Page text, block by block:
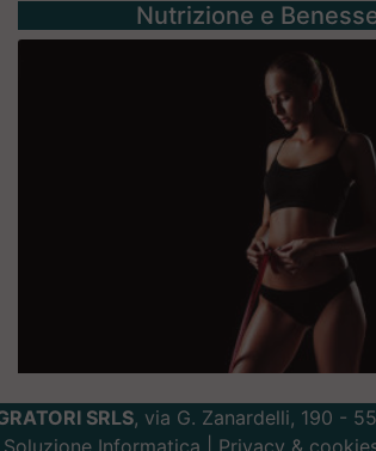
Nutrizione e
SRLS, via G. Zanardelli, 190 -
Informatica
Privacy &